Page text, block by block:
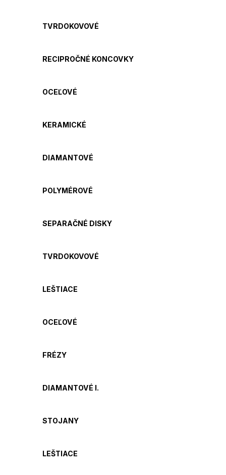
TVRDOKOVOVÉ
RECIPROČNÉ KONCOVKY
OCEĽOVÉ
KERAMICKÉ
DIAMANTOVÉ
POLYMÉROVÉ
SEPARAČNÉ DISKY
TVRDOKOVOVÉ
LEŠTIACE
OCEĽOVÉ
FRÉZY
DIAMANTOVÉ I.
STOJANY
LEŠTIACE